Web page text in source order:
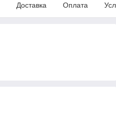
Доставка Оплата